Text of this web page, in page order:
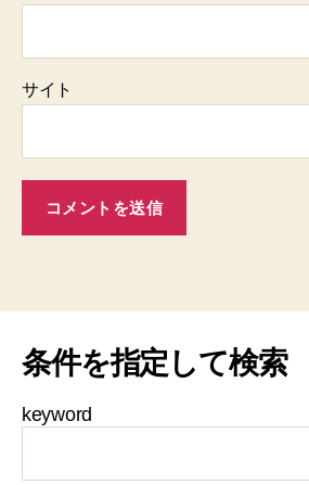
サイト
条件を指定して検索
keyword